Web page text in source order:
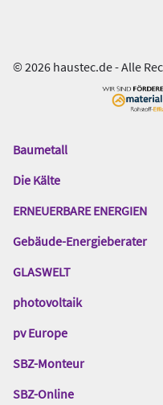
© 2026 haustec.de - Alle
Das
Gentner
Baumetall
Die Kälte
ERNEUERBARE ENERGIEN
Gebäude-Energieberater
GLASWELT
photovoltaik
pv Europe
SBZ-Monteur
SBZ-Online